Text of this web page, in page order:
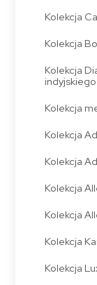
Kolekcja
Kolekcja
Kolekcja
indyjskiego
Kolekcja
Kolekcja
Kolekcja
Kolekcja
Kolekcja
Kolekcja
Kolekcja